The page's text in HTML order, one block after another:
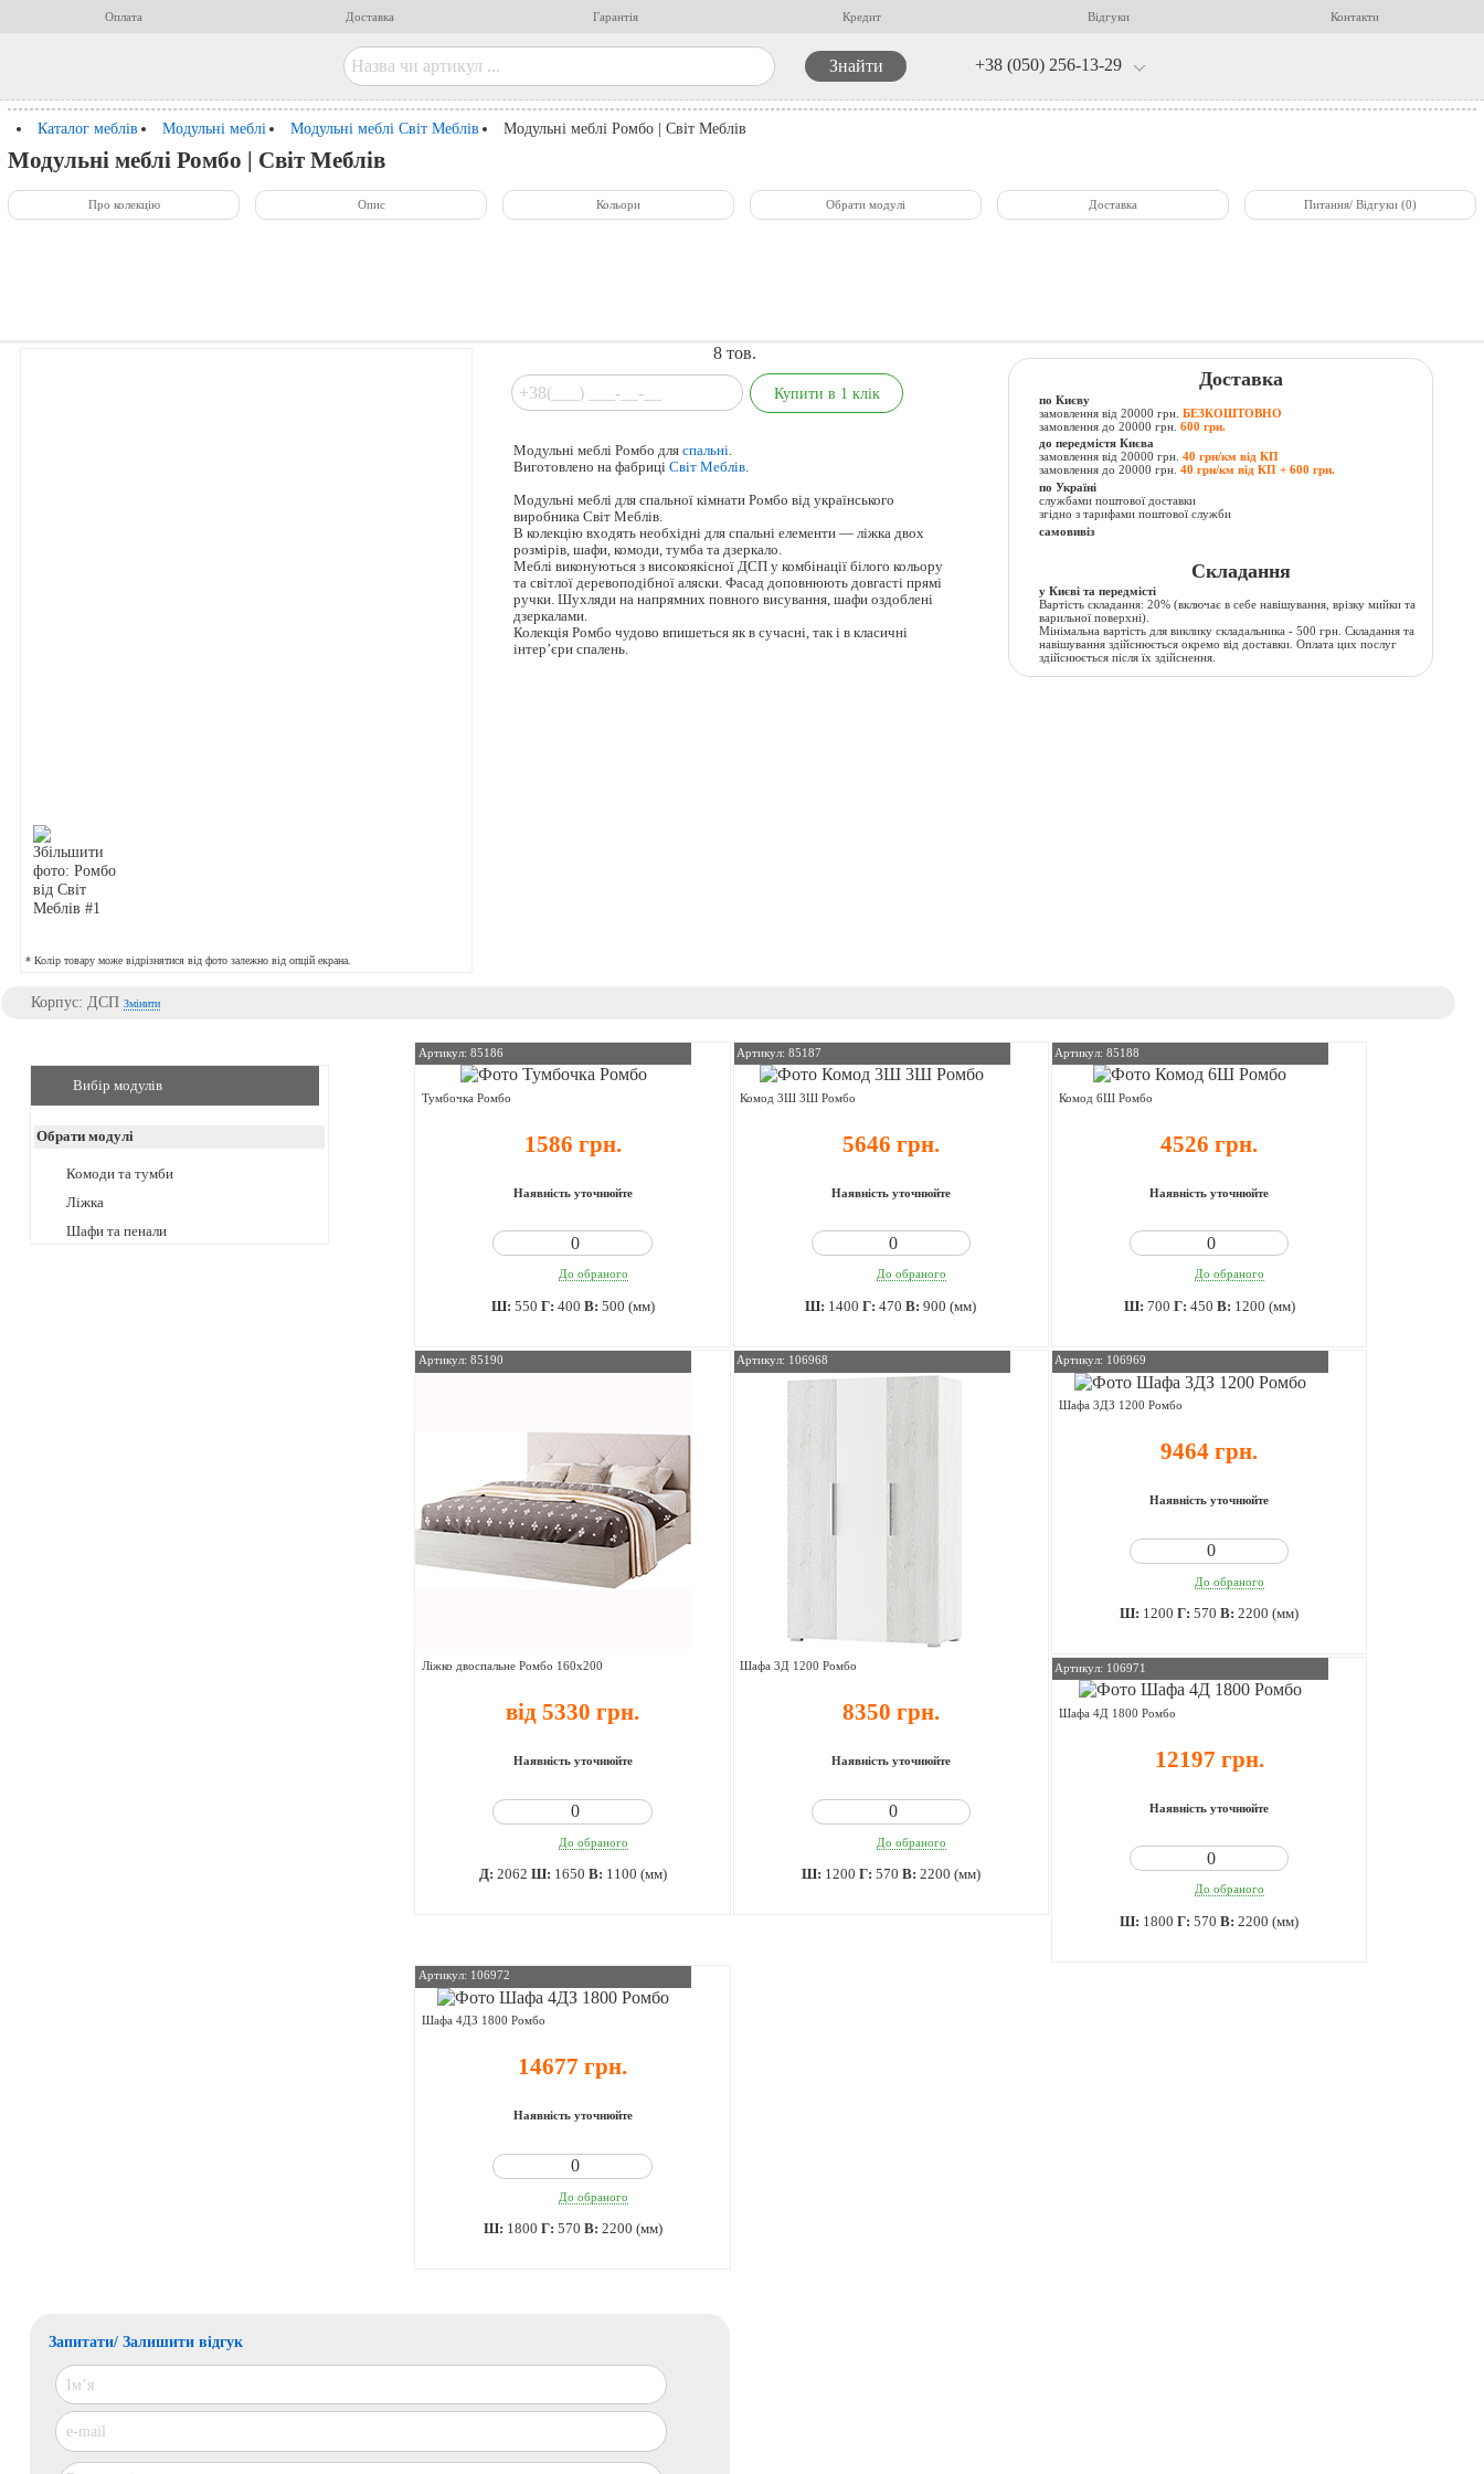
Оплата Доставка Гарантія Кредит Відгуки Контакти
+38 (050) 256-13-29
Каталог меблів Модульні меблі Модульні меблі Світ Меблів Модульні меблі Ромбо | Світ Меблів
Модульні меблі Ромбо | Світ Меблів
Про колекцію Опис Кольори Обрати модулі Доставка Питання/ Відгуки (0)
* Колір товару може відрізнятися від фото залежно від опцій екрана.
8 тов.
Модульні меблі Ромбо дляспальні.
Виготовлено на фабриціСвіт Меблів.
Модульні меблі для спальної кімнати Ромбо від українського
виробника Світ Меблів.
В колекцію входять необхідні для спальні елементи — ліжка двох
розмірів, шафи, комоди, тумба та дзеркало.
Меблі виконуються з високоякісної ДСП у комбінації білого кольору
та світлої деревоподібної аляски. Фасад доповнюють довгасті прямі
ручки. Шухляди на напрямних повного висування, шафи оздоблені
дзеркалами.
Колекція Ромбо чудово впишеться як в сучасні, так і в класичні
інтер’єри спалень.
Доставка
по Києву
замовлення від 20000 грн. БЕЗКОШТОВНО
замовлення до 20000 грн. 600 грн.
до передмістя Києва
замовлення від 20000 грн. 40 грн/км від КП
замовлення до 20000 грн. 40 грн/км від КП + 600 грн.
по Україні
службами поштової доставки
згідно з тарифами поштової служби
самовивіз
Складання
у Києві та передмісті
Вартість складання: 20% (включає в себе навішування, врізку мийки та
варильної поверхні).
Мінімальна вартість для виклику складальника - 500 грн. Складання та
навішування здійснюється окремо від доставки. Оплата цих послуг
здійснюється після їх здійснення.
Корпус: ДСП Змінити
Вибір модулів
Обрати модулі
Комоди та тумби
Ліжка
Шафи та пенали
Артикул: 85186
Тумбочка Ромбо
1586 грн.
Наявність уточнюйте
До обраного
Ш: 550 Г: 400 В: 500 (мм)
Артикул: 85187
Комод 3Ш 3Ш Ромбо
5646 грн.
Наявність уточнюйте
До обраного
Ш: 1400 Г:470 В:900 (мм)
Артикул: 85188
Комод 6Ш Ромбо
4526 грн.
Наявність уточнюйте
До обраного
Ш: 700 Г: 450 В: 1200 (мм)
Артикул: 85190
Ліжко двоспальне Ромбо 160х200
від 5330 грн.
Наявність уточнюйте
До обраного
Д: 2062 Ш: 1650 В: 1100 (мм)
Артикул: 106968
Шафа 3Д 1200 Ромбо
8350 грн.
Наявність уточнюйте
До обраного
Ш: 1200 Г: 570 В: 2200 (мм)
Артикул: 106969
Шафа 3ДЗ 1200 Ромбо
9464 грн.
Наявність уточнюйте
До обраного
Ш: 1200 Г:570 В:2200 (мм)
Артикул: 106971
Шафа 4Д 1800 Ромбо
12197 грн.
Наявність уточнюйте
До обраного
Ш: 1800 Г:570 В:2200 (мм)
Артикул: 106972
Шафа 4ДЗ 1800 Ромбо
14677 грн.
Наявність уточнюйте
До обраного
Ш: 1800 Г: 570 В: 2200 (мм)
Запитати/ Залишити відгук